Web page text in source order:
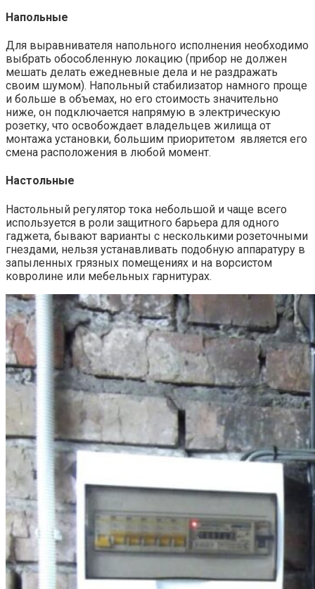
Напольные
Для выравнивателя напольного исполнения необходимо
выбрать обособленную локацию (прибор не должен
мешать делать ежедневные дела и не раздражать
своим шумом). Напольный стабилизатор намного проще
и больше в объемах, но его стоимость значительно
ниже, он подключается напрямую в электрическую
розетку, что освобождает владельцев жилища от
монтажа установки, большим приоритетом является его
смена расположения в любой момент.
Настольные
Настольный регулятор тока небольшой и чаще всего
используется в роли защитного барьера для одного
гаджета, бывают варианты с несколькими розеточными
гнездами, нельзя устанавливать подобную аппаратуру в
запыленных грязных помещениях и на ворсистом
ковролине или мебельных гарнитурах.